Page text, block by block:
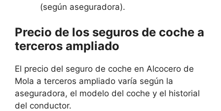
(según aseguradora).
Precio de los seguros de coche a
terceros ampliado
El precio del seguro de coche en Alcocero de
Mola a terceros ampliado varía según la
aseguradora, el modelo del coche y el historial
del conductor.